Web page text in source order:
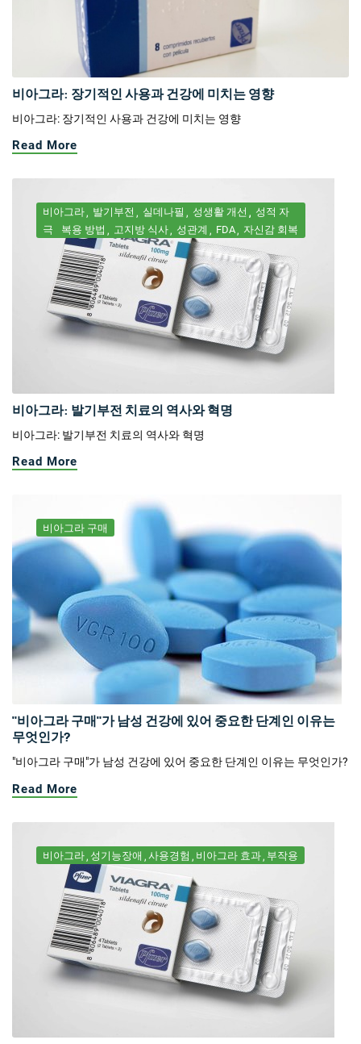
비아그라: 장기적인 사용과 건강에 미치는 영향
비아그라: 장기적인 사용과 건강에 미치는 영향
Read More
비아그라 발기부전 실데나필 성생활 개선
성적 자
극
복용 방법 고지방 식사 성관계 FDA 자신감 회복
비아그라: 발기부전 치료의 역사와 혁명
비아그라: 발기부전 치료의 역사와 혁명
Read More
비아그라 구매
"비아그라 구매"가 남성 건강에 있어 중요한 단계인 이유는
무엇인가?
"비아그라 구매"가 남성 건강에 있어 중요한 단계인 이유는 무엇인가?
Read More
비아그라 성기능장애 사용경험 비아그라 효과 부작용